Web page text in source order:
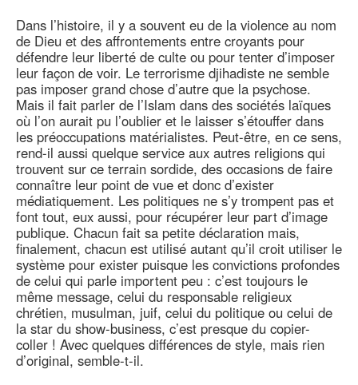
Dans l’histoire, il y a souvent eu de la violence au nom
de Dieu et des affrontements entre croyants pour
défendre leur liberté de culte ou pour tenter d’imposer
leur façon de voir. Le terrorisme djihadiste ne semble
pas imposer grand chose d’autre que la psychose.
Mais il fait parler de l’Islam dans des sociétés laïques
où l’on aurait pu l’oublier et le laisser s’étouffer dans
les préoccupations matérialistes. Peut-être, en ce sens,
rend-il aussi quelque service aux autres religions qui
trouvent sur ce terrain sordide, des occasions de faire
connaître leur point de vue et donc d’exister
médiatiquement. Les politiques ne s’y trompent pas et
font tout, eux aussi, pour récupérer leur part d’image
publique. Chacun fait sa petite déclaration mais,
finalement, chacun est utilisé autant qu’il croit utiliser le
système pour exister puisque les convictions profondes
de celui qui parle importent peu : c’est toujours le
même message, celui du responsable religieux
chrétien, musulman, juif, celui du politique ou celui de
la star du show-business, c’est presque du copier-
coller ! Avec quelques différences de style, mais rien
d’original, semble-t-il.